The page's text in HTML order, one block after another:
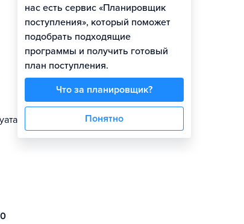
нас есть сервис «Планировщик
поступления», который поможет
подобрать подходящие
программы и получить готовый
план поступления.
Что за планировщик?
Понятно